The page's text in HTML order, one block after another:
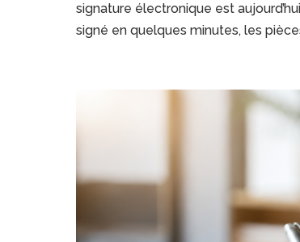
signature électronique est
signé en quelques minutes, les